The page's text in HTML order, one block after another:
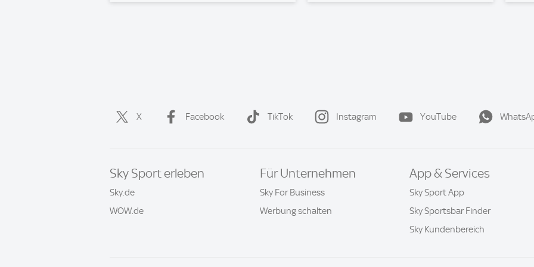
X Facebook TikTok Instagram YouTube
Sky Sport erleben
Sky.de
WOW.de
Für Unternehmen
Sky For Business
Werbung schalten
App & Services
Sky Sport App
Sky Sportsbar Finder
Sky Kundenbereich